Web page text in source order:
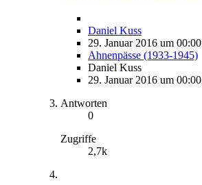
Daniel Kuss
29. Januar 2016 um 00:00
Ahnenpässe (1933-1945)
Daniel Kuss
29. Januar 2016 um 00:00
Antworten
0
Zugriffe
2,7k